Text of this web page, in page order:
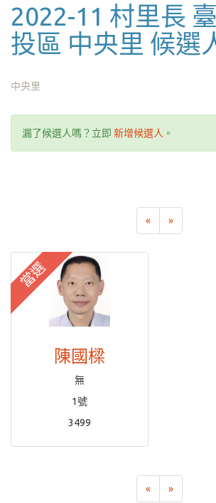
2022-11 村里長
投區 中央里 候選
中央里
漏了候選人嗎？立即 新增候選人 。
« »
當選
陳國樑
無
1號
3499
« »